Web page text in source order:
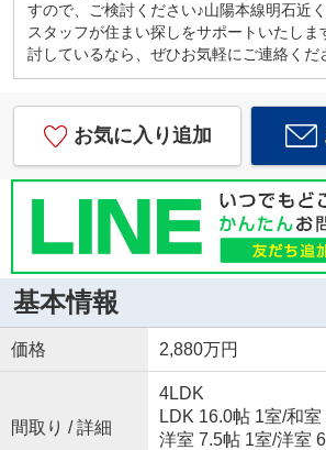
すので、ご検討ください♪山陽本線明石近
スタッフが住まい探しをサポートいたしま
討しているなら、ぜひお気軽にご連絡くだ
お気に入り追加
基本情報
価格 2,880万円
間取り / 詳細
4LDK
LDK 16.0帖 1室/和室
洋室 7.5帖 1室/洋室